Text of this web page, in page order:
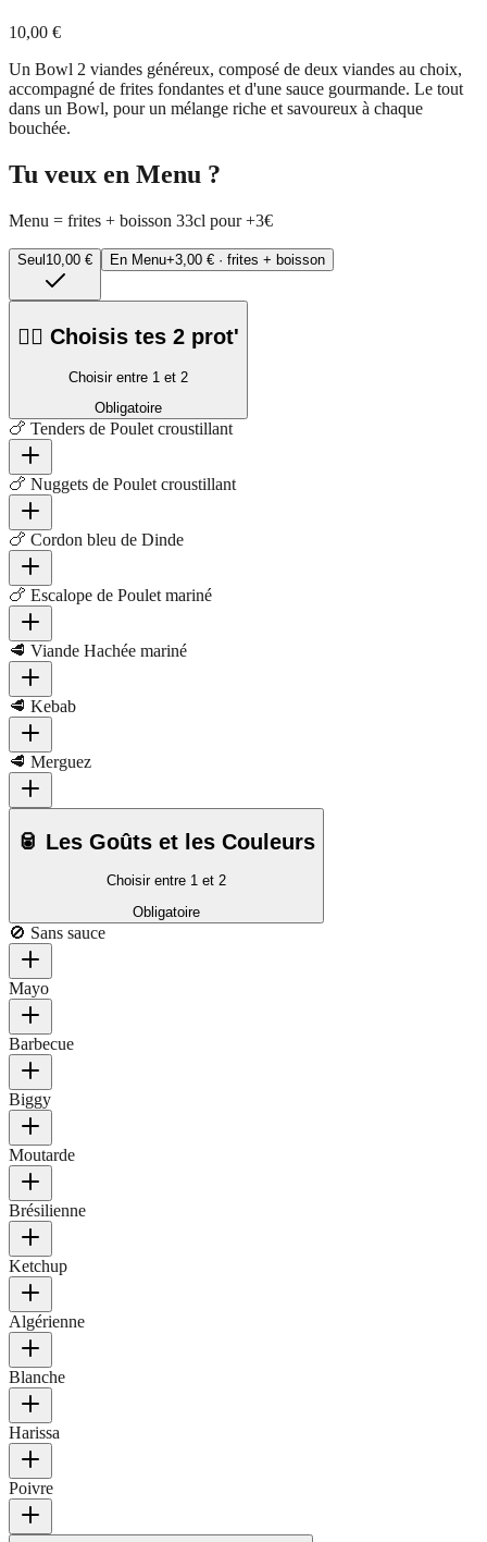
10,00 €
Un Bowl 2 viandes généreux, composé de deux viandes au choix,
accompagné de frites fondantes et d'une sauce gourmande. Le tout
dans un Bowl, pour un mélange riche et savoureux à chaque
bouchée.
Tu veux en Menu ?
Menu = frites + boisson 33cl pour +3€
Seul10,00 € En Menu+3,00 € · frites + boisson
👇🏼 Choisis tes 2 prot'
Choisir entre 1 et 2
Obligatoire
🍗 Tenders de Poulet croustillant
🍗 Nuggets de Poulet croustillant
🍗 Cordon bleu de Dinde
🍗 Escalope de Poulet mariné
🥩 Viande Hachée mariné
🥩 Kebab
🥩 Merguez
🥫 Les Goûts et les Couleurs
Choisir entre 1 et 2
Obligatoire
🚫 Sans sauce
Mayo
Barbecue
Biggy
Moutarde
Brésilienne
Ketchup
Algérienne
Blanche
Harissa
Poivre